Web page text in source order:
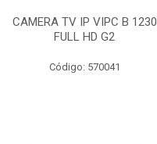
CAMERA TV IP VIPC B 1230
FULL HD G2
Código: 570041